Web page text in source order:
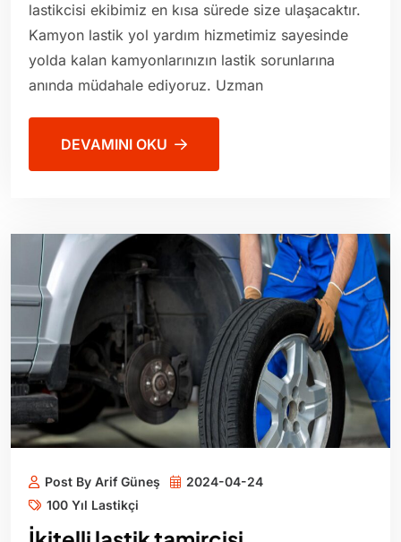
lastikcisi ekibimiz en kısa sürede size ulaşacaktır.
Kamyon lastik yol yardım hizmetimiz sayesinde
yolda kalan kamyonlarınızın lastik sorunlarına
anında müdahale ediyoruz. Uzman
DEVAMINI OKU
Post By Arif Güneş
2024-04-24
100 Yıl Lastikçi